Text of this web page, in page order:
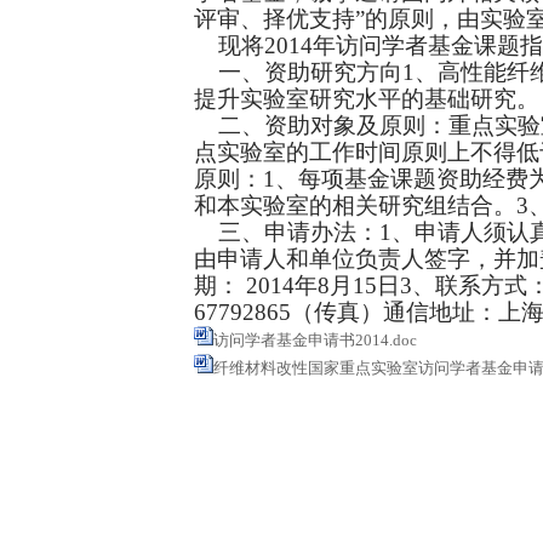
评审、择优支持”的原则，由实验
现将2014年访问学者基金课题
一、资助研究方向1 、高性能纤
提升实验室研究水平的基础研究。
二、资助对象及原则： 重点实
点实验室的工作时间原则上不得
原则： 1 、每项基金课题资助经费
和本实验室的相关研究组结合。 3
三、申请办法： 1 、申请人须认
由申请人和单位负责人签字，并
期：
2014年8 月 15 日 3、联系方式
67792865 （传真） 通信地址：上
访问学者基金申请书2014.doc
纤维材料改性国家重点实验室访问学者基金申